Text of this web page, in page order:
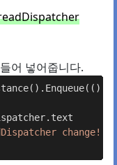
어 넣어줍니다.
change!